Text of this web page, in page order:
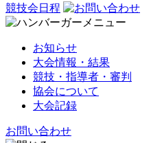
競技会日程
お知らせ
大会情報・結果
競技・指導者・審判
協会について
大会記録
お問い合わせ